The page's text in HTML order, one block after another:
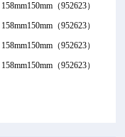
158mm150mm （952623）
158mm150mm （952623）
158mm150mm （952623）
158mm150mm （952623）